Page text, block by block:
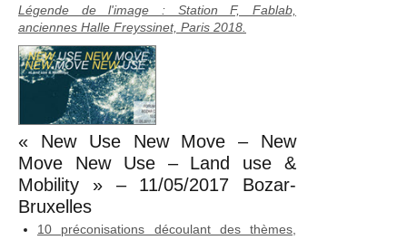
Légende de l'image : Station F, Fablab,
anciennes Halle Freyssinet, Paris 2018.
« New Use New Move – New
Move New Use – Land use &
Mobility » – 11/05/2017 Bozar-
Bruxelles
10 préconisations découlant des thèmes,